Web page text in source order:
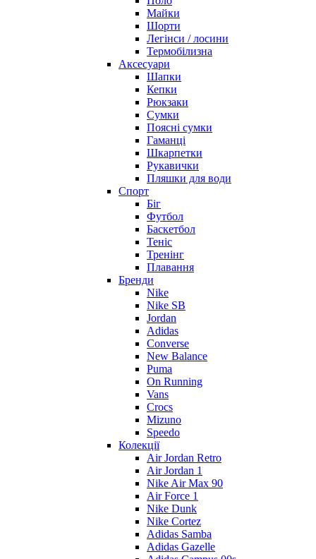
Майки
Шорти
Легінси / лосини
Термобілизна
Аксесуари
Шапки
Кепки
Рюкзаки
Сумки
Поясні сумки
Гаманці
Шкарпетки
Рукавички
Пляшки для води
Спорт
Біг
Футбол
Баскетбол
Теніс
Тренінг
Плавання
Бренди
Nike
Nike SB
Jordan
Adidas
Converse
New Balance
Puma
On Running
Vans
Crocs
Mizuno
Speedo
Колекції
Air Jordan Retro
Air Jordan 1
Nike Air Max 90
Air Force 1
Nike Dunk
Nike Cortez
Adidas Samba
Adidas Gazelle